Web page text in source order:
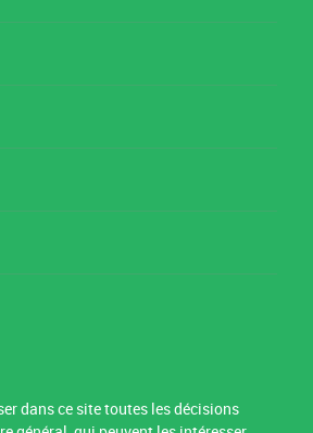
dans ce site toutes les décisions